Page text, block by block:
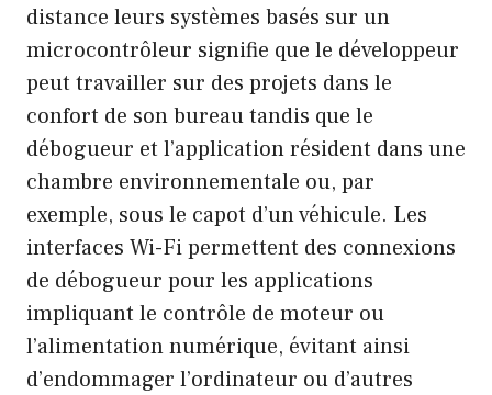
distance leurs systèmes basés sur un
microcontrôleur signifie que le développeur
peut travailler sur des projets dans le
confort de son bureau tandis que le
débogueur et l’application résident dans une
chambre environnementale ou, par
exemple, sous le capot d’un véhicule. Les
interfaces Wi-Fi permettent des connexions
de débogueur pour les applications
impliquant le contrôle de moteur ou
l’alimentation numérique, évitant ainsi
d’endommager l’ordinateur ou d’autres